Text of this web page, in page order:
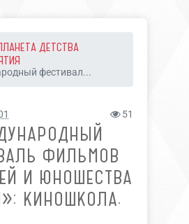
ДЕТСТВА
фестивал...
51
ФИЛЬМОВ
И ЮНОШЕСТВА
КИНОШКОЛА.